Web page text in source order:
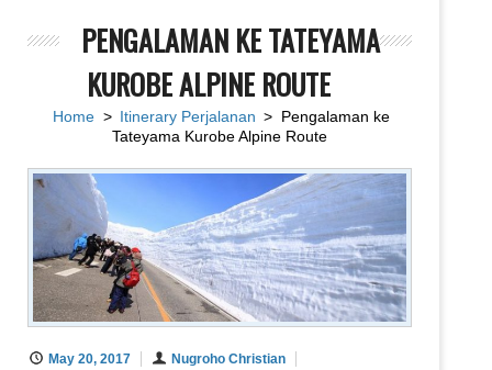
PENGALAMAN KE TATEYAMA
KUROBE ALPINE ROUTE
Home > Itinerary Perjalanan > Pengalaman ke
Tateyama Kurobe Alpine Route
May 20, 2017
Nugroho Christian